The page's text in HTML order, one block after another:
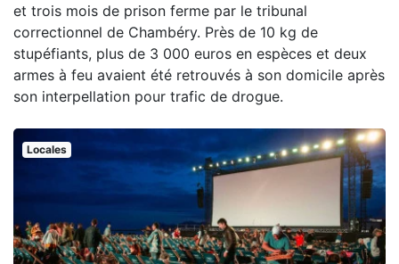
et trois mois de prison ferme par le tribunal
correctionnel de Chambéry. Près de 10 kg de
stupéfiants, plus de 3 000 euros en espèces et deux
armes à feu avaient été retrouvés à son domicile après
son interpellation pour trafic de drogue.
Locales